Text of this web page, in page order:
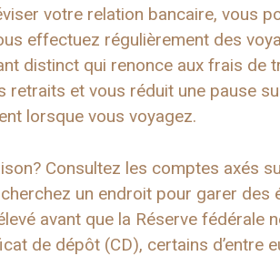
votre relation bancaire, vous
effectuez régulièrement des
distinct qui renonce aux frais de
retraits et vous réduit une pause
lorsque vous voyagez.
Consultez les comptes axés
un endroit pour garer
avant que la Réserve fédérale
de dépôt (CD), certains d’entre